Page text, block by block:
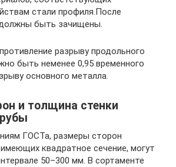
стали профиля.После
быть зачищены.
разрыву продольного
быть неменее 0,95 временного
основного металла.
и толщина стенки
ГОСТа, размеры сторон
квадратное сечение, могут
50–300 мм. В сортаменте